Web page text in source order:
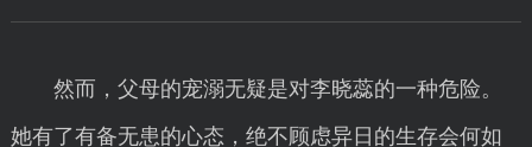
然而，父母的宠溺无疑是对李晓蕊的一种危险。
她有了有备无患的心态，绝不顾虑异日的生存会何如